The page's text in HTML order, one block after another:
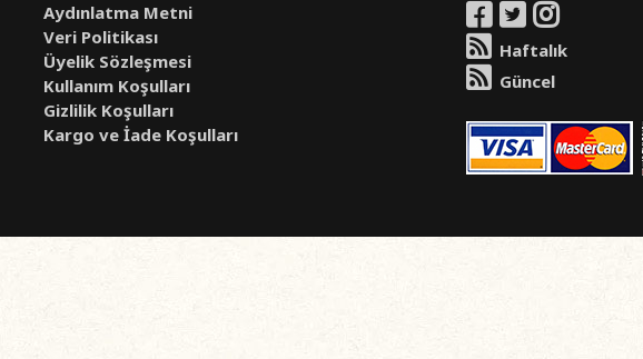
Aydınlatma Metni
Veri Politikası
Üyelik Sözleşmesi
Kullanım Koşulları
Gizlilik Koşulları
Kargo ve İade Koşulları
Haftalık
Güncel